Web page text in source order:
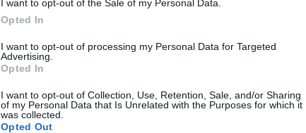
I want to opt-out of the Sale of my Personal Data.
Opted In
I want to opt-out of processing my Personal Data for Targeted
Advertising.
Opted In
I want to opt-out of Collection, Use, Retention, Sale, and/or Sharing
of my Personal Data that Is Unrelated with the Purposes for which it
was collected.
Opted Out